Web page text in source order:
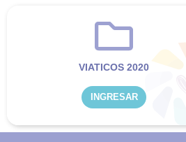
VIATICOS 2020
INGRESAR